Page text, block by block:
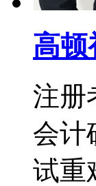
高顿
注册
会计
试重